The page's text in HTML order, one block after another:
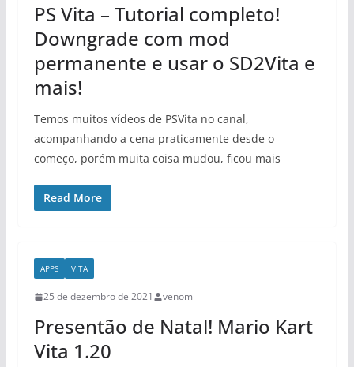
PS Vita – Tutorial completo!
Downgrade com mod
permanente e usar o SD2Vita e
mais!
Temos muitos vídeos de PSVita no canal,
acompanhando a cena praticamente desde o
começo, porém muita coisa mudou, ficou mais
Read More
APPS VITA
25 de dezembro de 2021 venom
Presentão de Natal! Mario Kart
Vita 1.20